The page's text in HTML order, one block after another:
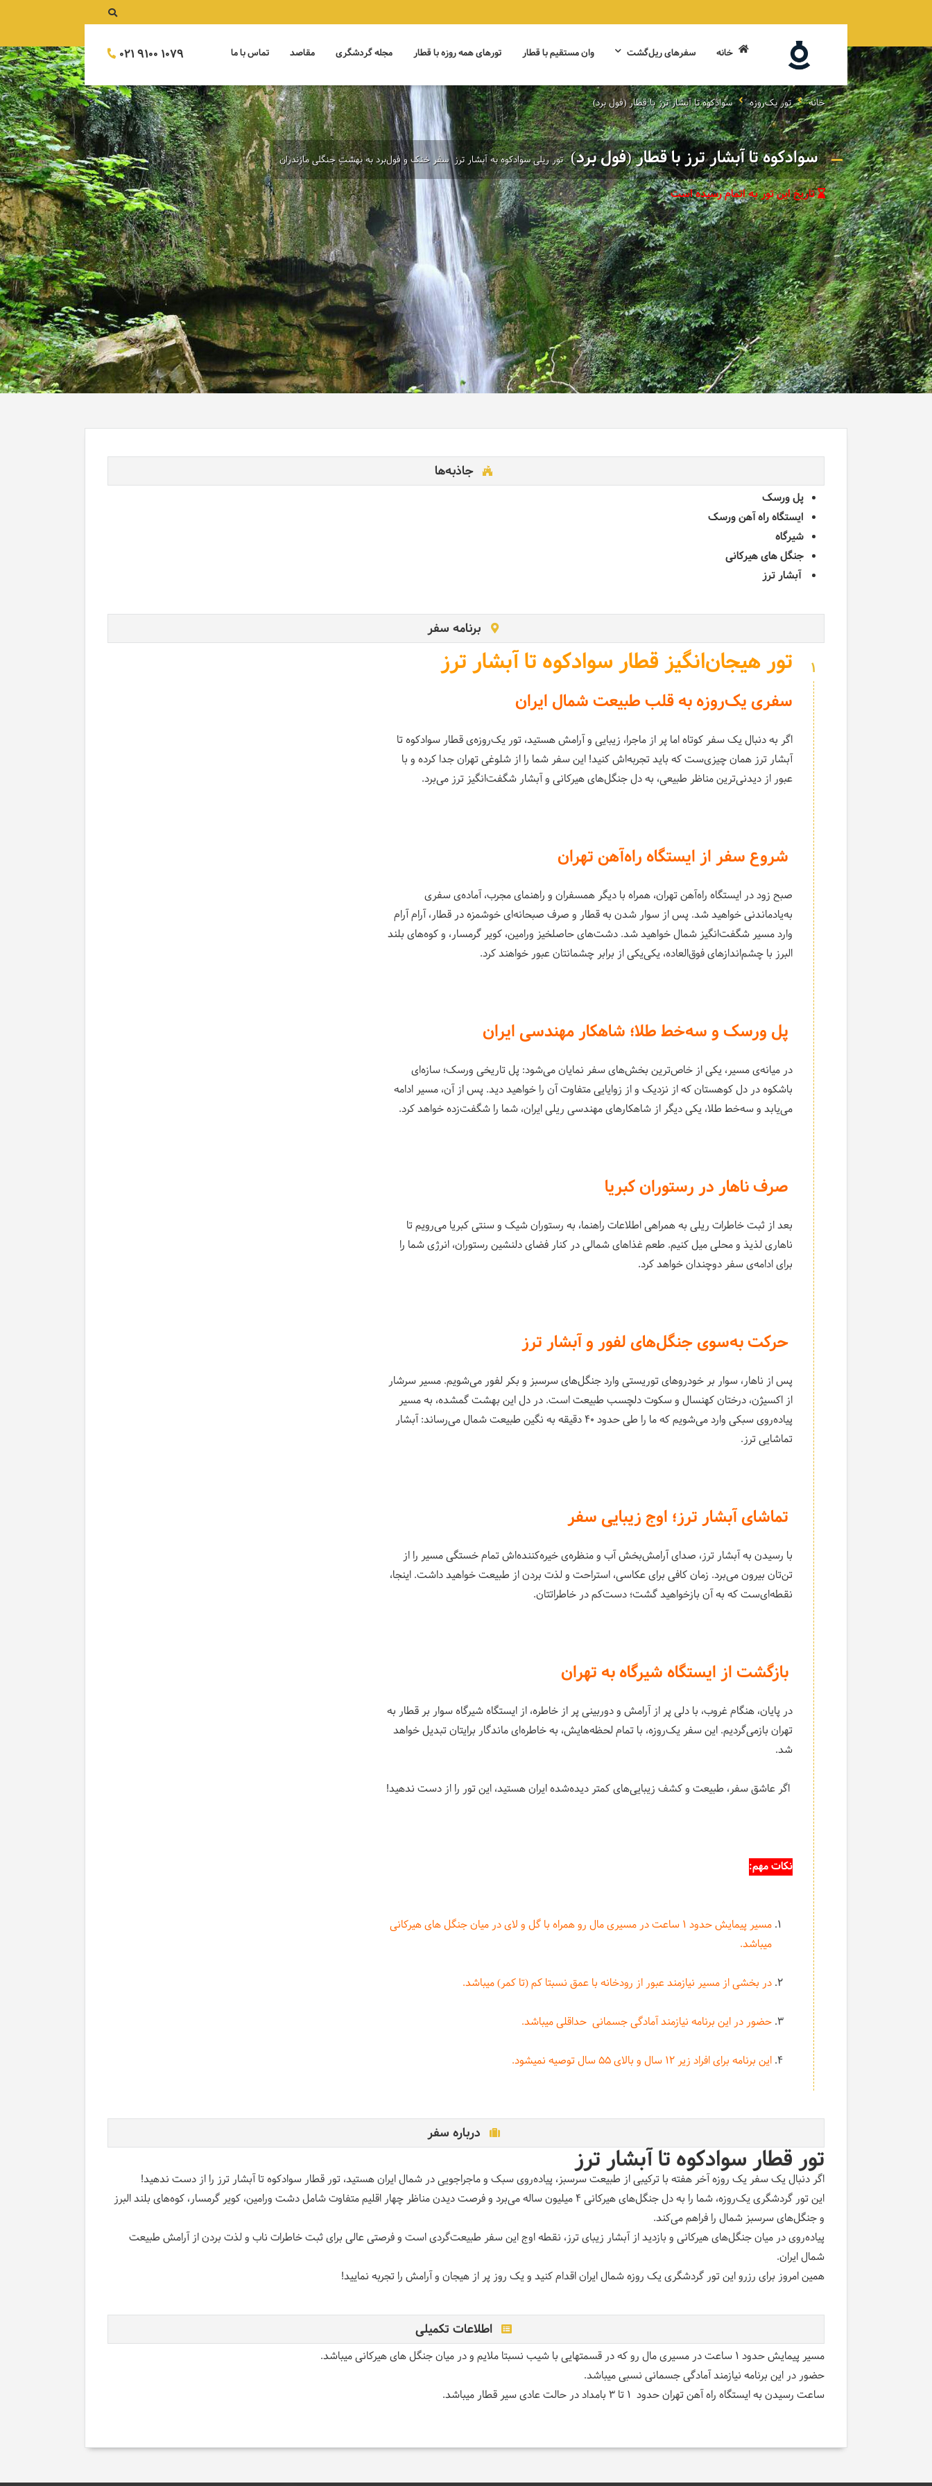
خانه سفرهای ریل‌گشت وان مستقیم با قطار تورهای همه روزه با قطار مجله گردشگری مقاصد تماس با ما 021 9100 1079
خانه تور یک‌روزه سوادکوه تا آبشار ترز با قطار (فول برد)
سوادکوه تا آبشار ترز با قطار (فول برد) تور ریلی سوادکوه به آبشار ترز ‌ سفر خنک و فول‌برد به بهشتِ جنگلی مازندران
تاریخ این تور به اتمام رسیده است
جاذبه‌ها
پل ورسک
ایستگاه راه آهن ورسک
شیرگاه
جنگل های هیرکانی
آبشار ترز
برنامه سفر
1 تور هیجان‌انگیز قطار سوادکوه تا آبشار ترز
سفری یک‌روزه به قلب طبیعت شمال ایران
اگر به دنبال یک سفر کوتاه اما پر از ماجرا، زیبایی و آرامش هستید، تور یک‌روزه‌ی قطار سوادکوه تا
آبشار ترز همان چیزی‌ست که باید تجربه‌اش کنید! این سفر شما را از شلوغی تهران جدا کرده و با
عبور از دیدنی‌ترین مناظر طبیعی، به دل جنگل‌های هیرکانی و آبشار شگفت‌انگیز ترز می‌برد.
شروع سفر از ایستگاه راه‌آهن تهران
صبح زود در ایستگاه راه‌آهن تهران، همراه با دیگر همسفران و راهنمای مجرب، آماده‌ی سفری
به‌یادماندنی خواهید شد. پس از سوار شدن به قطار و صرف صبحانه‌ای خوشمزه در قطار، آرام آرام
وارد مسیر شگفت‌انگیز شمال خواهید شد. دشت‌های حاصلخیز ورامین، کویر گرمسار، و کوه‌های بلند
البرز با چشم‌اندازهای فوق‌العاده، یکی‌یکی از برابر چشمانتان عبور خواهند کرد.
پل ورسک و سه‌خط طلا؛ شاهکار مهندسی ایران
در میانه‌ی مسیر، یکی از خاص‌ترین بخش‌های سفر نمایان می‌شود: پل تاریخی ورسک؛ سازه‌ای
باشکوه در دل کوهستان که از نزدیک و از زوایایی متفاوت آن را خواهید دید. پس از آن، مسیر ادامه
می‌یابد و سه‌خط طلا، یکی دیگر از شاهکارهای مهندسی ریلی ایران، شما را شگفت‌زده خواهد کرد.
صرف ناهار در رستوران کبریا
بعد از ثبت خاطرات ریلی به همراهی اطلاعات راهنما، به رستوران شیک و سنتی کبریا می‌رویم تا
ناهاری لذیذ و محلی میل کنیم. طعم غذاهای شمالی در کنار فضای دلنشین رستوران، انرژی شما را
برای ادامه‌ی سفر دوچندان خواهد کرد.
حرکت به‌سوی جنگل‌های لفور و آبشار ترز
پس از ناهار، سوار بر خودروهای توریستی وارد جنگل‌های سرسبز و بکر لفور می‌شویم. مسیر سرشار
از اکسیژن، درختان کهنسال و سکوت دلچسب طبیعت است. در دل این بهشت گمشده، به مسیر
پیاده‌روی سبکی وارد می‌شویم که ما را طی حدود ۴۰ دقیقه به نگین طبیعت شمال می‌رساند: آبشار
تماشایی ترز.
تماشای آبشار ترز؛ اوج زیبایی سفر
با رسیدن به آبشار ترز، صدای آرامش‌بخش آب و منظره‌ی خیره‌کننده‌اش تمام خستگی مسیر را از
تن‌تان بیرون می‌برد. زمان کافی برای عکاسی، استراحت و لذت بردن از طبیعت خواهید داشت. اینجا،
نقطه‌ای‌ست که به آن بازخواهید گشت؛ دست‌کم در خاطراتتان.
بازگشت از ایستگاه شیرگاه به تهران
در پایان، هنگام غروب، با دلی پر از آرامش و دوربینی پر از خاطره، از ایستگاه شیرگاه سوار بر قطار به
تهران بازمی‌گردیم. این سفر یک‌روزه، با تمام لحظه‌هایش، به خاطره‌ای ماندگار برایتان تبدیل خواهد
شد.
اگر عاشق سفر، طبیعت و کشف زیبایی‌های کمتر دیده‌شده ایران هستید، این تور را از دست ندهید!
نکات مهم:
مسیر پیمایش حدود 1 ساعت در مسیری مال رو همراه با گل و لای در میان جنگل های هیرکانی
میباشد.
در بخشی از مسیر نیازمند عبور از رودخانه با عمق نسبتا کم (تا کمر) میباشد.
حضور در این برنامه نیازمند آمادگی جسمانی حداقلی میباشد.
این برنامه برای افراد زیر 12 سال و بالای 55 سال توصیه نمیشود.
درباره سفر
تور قطار سوادکوه تا آبشار ترز
اگر دنبال یک سفر یک روزه آخر هفته با ترکیبی از طبیعت سرسبز، پیاده‌روی سبک و ماجراجویی در شمال ایران هستید، تور قطار سوادکوه تا آبشار ترز را از دست ندهید!
این تور گردشگری یک‌روزه، شما را به دل جنگل‌های هیرکانی ۴ میلیون ساله می‌برد و فرصت دیدن مناظر چهار اقلیم متفاوت شامل دشت ورامین، کویر گرمسار، کوه‌های بلند البرز
و جنگل‌های سرسبز شمال را فراهم می‌کند.
پیاده‌روی در میان جنگل‌های هیرکانی و بازدید از آبشار زیبای ترز، نقطه اوج این سفر طبیعت‌گردی است و فرصتی عالی برای ثبت خاطرات ناب و لذت بردن از آرامش طبیعت
شمال ایران.
همین امروز برای رزرو این تور گردشگری یک روزه شمال ایران اقدام کنید و یک روز پر از هیجان و آرامش را تجربه نمایید!
اطلاعات تکمیلی
مسیر پیمایش حدود 1 ساعت در مسیری مال رو که در قسمتهایی با شیب نسبتا ملایم و در میان جنگل های هیرکانی میباشد.
حضور در این برنامه نیازمند آمادگی جسمانی نسبی میباشد.
ساعت رسیدن به ایستگاه راه آهن تهران حدود 1 تا 3 بامداد در حالت عادی سیر قطار میباشد.